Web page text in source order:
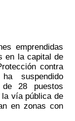
emprendidas
en la capital de
contra
suspendido
de 28 puestos
vía pública de
en zonas con